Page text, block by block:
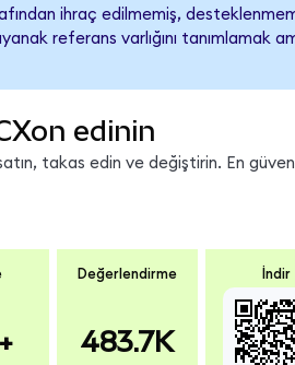
ihraç edilmemiş,
referans varlığını tanımlamak
edinin
takas edin ve değiştirin. En
Değerlendirme
483.7K
İndir